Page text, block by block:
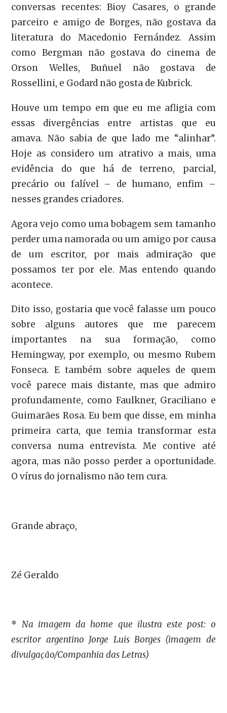
conversas recentes: Bioy Casares, o grande
parceiro e amigo de Borges, não gostava da
literatura do Macedonio Fernández. Assim
como Bergman não gostava do cinema de
Orson Welles, Buñuel não gostava de
Rossellini, e Godard não gosta de Kubrick.
Houve um tempo em que eu me afligia com
essas divergências entre artistas que eu
amava. Não sabia de que lado me “alinhar”.
Hoje as considero um atrativo a mais, uma
evidência do que há de terreno, parcial,
precário ou falível – de humano, enfim –
nesses grandes criadores.
Agora vejo como uma bobagem sem tamanho
perder uma namorada ou um amigo por causa
de um escritor, por mais admiração que
possamos ter por ele. Mas entendo quando
acontece.
Dito isso, gostaria que você falasse um pouco
sobre alguns autores que me parecem
importantes na sua formação, como
Hemingway, por exemplo, ou mesmo Rubem
Fonseca. E também sobre aqueles de quem
você parece mais distante, mas que admiro
profundamente, como Faulkner, Graciliano e
Guimarães Rosa. Eu bem que disse, em minha
primeira carta, que temia transformar esta
conversa numa entrevista. Me contive até
agora, mas não posso perder a oportunidade.
O vírus do jornalismo não tem cura.
Grande abraço,
Zé Geraldo
* Na imagem da home que ilustra este post: o
escritor argentino Jorge Luis Borges (imagem de
divulgação/Companhia das Letras)